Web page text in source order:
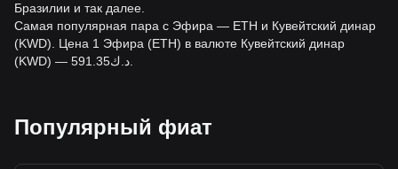
Бразилии и так далее.
Самая популярная пара с Эфира — ETH и Кувейтский динар
(KWD). Цена 1 Эфира (ETH) в валюте Кувейтский динар
Популярный фиат